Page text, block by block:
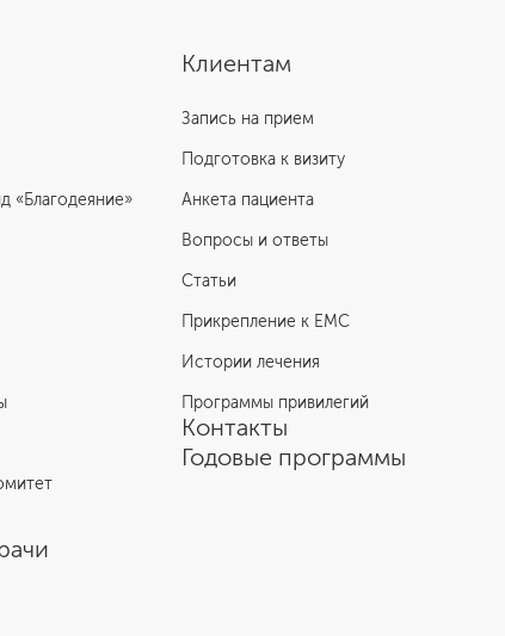
«Благодеяние»
Клиентам
Запись на прием
Подготовка к визиту
Анкета пациента
Вопросы и ответы
Статьи
Прикрепление к EMC
Истории лечения
Программы привилегий
Контакты
Годовые программы